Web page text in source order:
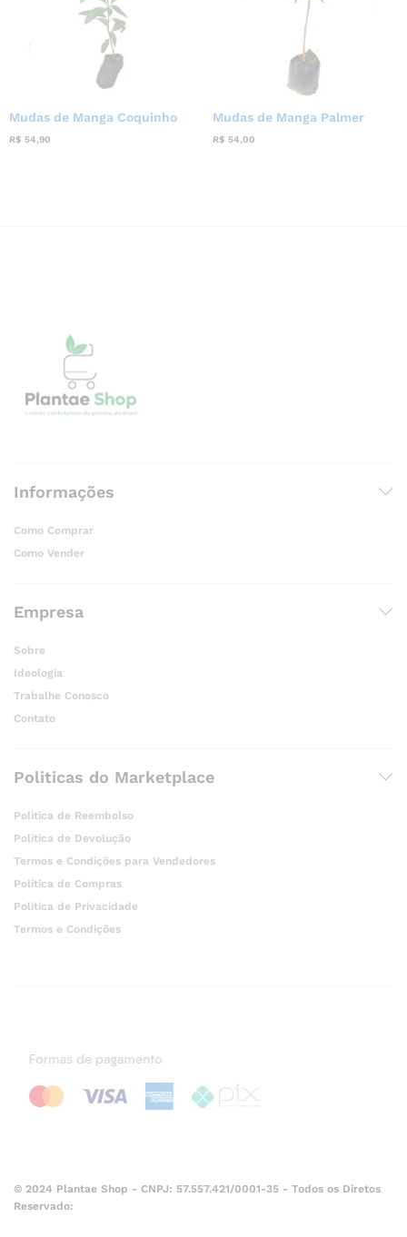
Mudas de Manga Coquinho
R$ 54,90
Mudas de Manga Palmer
R$ 54,00
Informações
Como Comprar
Como Vender
Empresa
Sobre
Ideologia
Trabalhe Conosco
Contato
Politicas do Marketplace
Politica de Reembolso
Politica de Devolução
Termos e Condições para Vendedores
Politica de Compras
Politica de Privacidade
Termos e Condições
© 2024 Plantae Shop - CNPJ: 57.557.421/0001-35 - Todos os Diretos
Reservado: